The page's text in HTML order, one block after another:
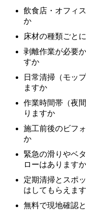
飲食店・オフィ
か
床材の種類ごと
剥離作業が必要
すか
日常清掃（モッ
ますか
作業時間帯（夜
りますか
施工前後のビフ
か
緊急の滑りやベ
ローはありますか
定期清掃とスポ
はしてもらえま
無料で現地確認